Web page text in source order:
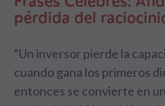
pérdida del
“Un inversor pierde la
cuando gana los primeros
entonces se convierte en